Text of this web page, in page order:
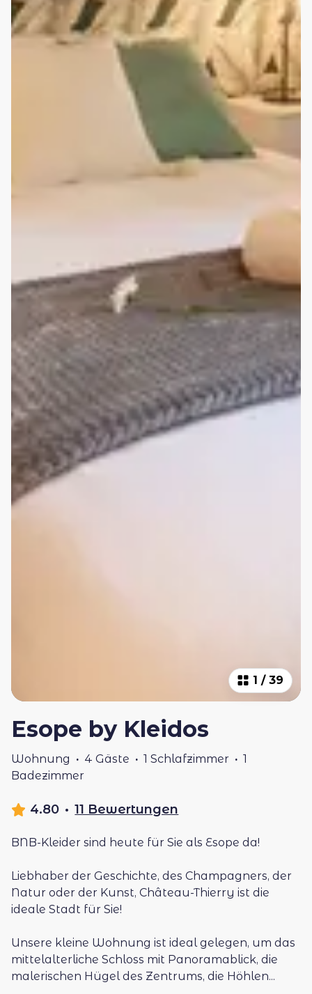
1 / 39
Esope by Kleidos
Wohnung · 4 Gäste · 1 Schlafzimmer · 1
Badezimmer
4.80 · 11 Bewertungen
BNB-Kleider sind heute für Sie als Esope da!
Liebhaber der Geschichte, des Champagners, der
Natur oder der Kunst, Château-Thierry ist die
ideale Stadt für Sie!
Unsere kleine Wohnung ist ideal gelegen, um das
mittelalterliche Schloss mit Panoramablick, die
malerischen Hügel des Zentrums, die Höhlen...